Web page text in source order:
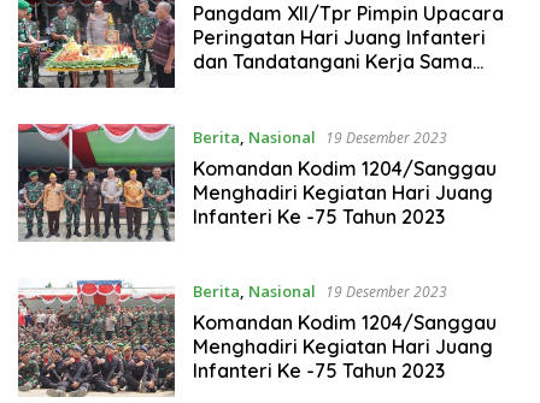
Pangdam XII/Tpr Pimpin Upacara
Peringatan Hari Juang Infanteri
dan Tandatangani Kerja Sama
Berita, Nasional 19 Desember 2023
Komandan Kodim 1204/Sanggau
Menghadiri Kegiatan Hari Juang
Infanteri Ke -75 Tahun 2023
Berita, Nasional 19 Desember 2023
Komandan Kodim 1204/Sanggau
Menghadiri Kegiatan Hari Juang
Infanteri Ke -75 Tahun 2023